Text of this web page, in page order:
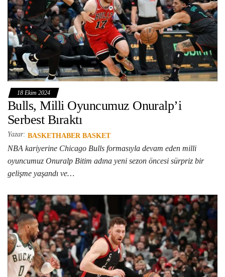
18 Ekim 2024
Bulls, Milli Oyuncumuz Onuralp’i
Serbest Bıraktı
Yazar: BASKETHABER BASKET
NBA kariyerine Chicago Bulls formasıyla devam eden milli
oyuncumuz Onuralp Bitim adına yeni sezon öncesi sürpriz bir
gelişme yaşandı ve…